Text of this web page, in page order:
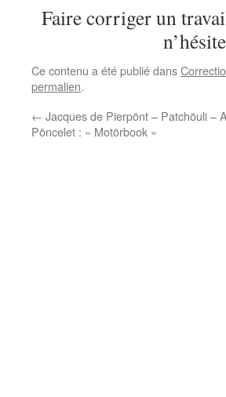
Faire corriger un
Ce contenu a été publié dans
permalien.
← Jacques de Pierpönt – Patchöuli –
Pöncelet : « Motörbook »